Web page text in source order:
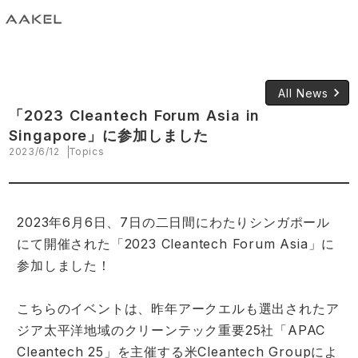
All News keyboard_arrow_right
「2023 Cleantech Forum Asia in
Singapore」に参加しました
2023/6/12 Topics
2023年6月6日、7日の二日間にわたりシンガポール
にて開催された「2023 Cleantech Forum Asia」に
参加しました！
こちらのイベントは、昨年アークエルも選出されたア
ジア太平洋地域のクリーンテック重要25社「APAC
Cleantech 25 」を主催する米Cleantech Groupによ